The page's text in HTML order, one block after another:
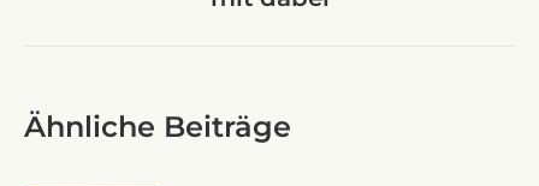
Beitrag:
Ähnliche Beiträge